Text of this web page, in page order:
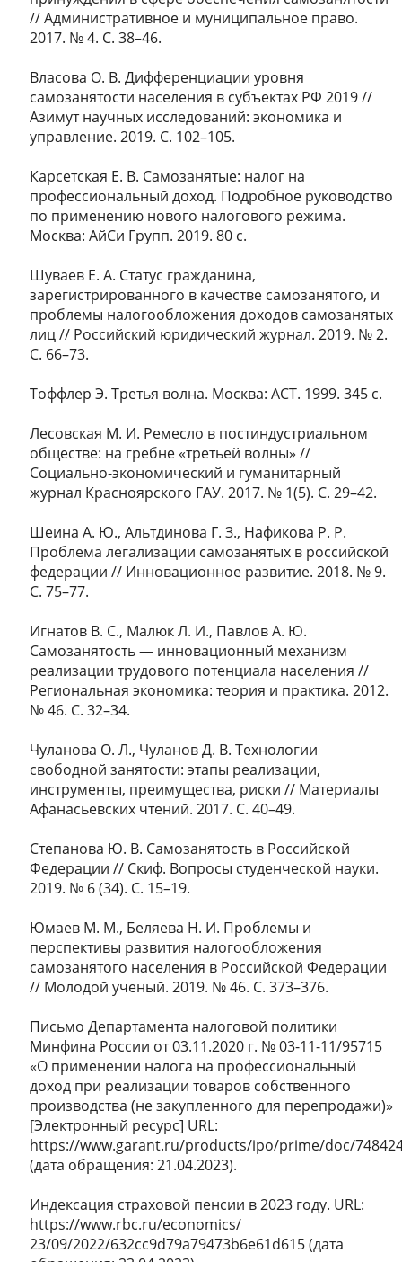
// Административное и муниципальное право.
2017. № 4. С. 38–46.
Власова О. В. Дифференциации уровня
самозанятости населения в субъектах РФ 2019 //
Азимут научных исследований: экономика и
управление. 2019. С. 102–105.
Карсетская Е. В. Самозанятые: налог на
профессиональный доход. Подробное руководство
по применению нового налогового режима.
Москва: АйСи Групп. 2019. 80 с.
Шуваев Е. А. Статус гражданина,
зарегистрированного в качестве самозанятого, и
проблемы налогообложения доходов самозанятых
лиц // Российский юридический журнал. 2019. № 2.
С. 66–73.
Тоффлер Э. Третья волна. Москва: АСТ. 1999. 345 с.
Лесовская М. И. Ремесло в постиндустриальном
обществе: на гребне «третьей волны» //
Социально-экономический и гуманитарный
журнал Красноярского ГАУ. 2017. № 1(5). С. 29–42.
Шеина А. Ю., Альтдинова Г. З., Нафикова Р. Р.
Проблема легализации самозанятых в российской
федерации // Инновационное развитие. 2018. № 9.
С. 75–77.
Игнатов В. С., Малюк Л. И., Павлов А. Ю.
Самозанятость — инновационный механизм
реализации трудового потенциала населения //
Региональная экономика: теория и практика. 2012.
№ 46. С. 32–34.
Чуланова О. Л., Чуланов Д. В. Технологии
свободной занятости: этапы реализации,
инструменты, преимущества, риски // Материалы
Афанасьевских чтений. 2017. С. 40–49.
Степанова Ю. В. Самозанятость в Российской
Федерации // Скиф. Вопросы студенческой науки.
2019. № 6 (34). С. 15–19.
Юмаев М. М., Беляева Н. И. Проблемы и
перспективы развития налогообложения
самозанятого населения в Российской Федерации
// Молодой ученый. 2019. № 46. С. 373–376.
Письмо Департамента налоговой политики
Минфина России от 03.11.2020 г. № 03-11-11/95715
«О применении налога на профессиональный
доход при реализации товаров собственного
производства (не закупленного для перепродажи)»
[Электронный ресурс] URL:
https://www.garant.ru/products/ipo/prime/doc/
(дата обращения: 21.04.2023).
Индексация страховой пенсии в 2023 году. URL:
https://www.rbc.ru/economics/
23/09/2022/632cc9d79a79473b6e61d615 (дата